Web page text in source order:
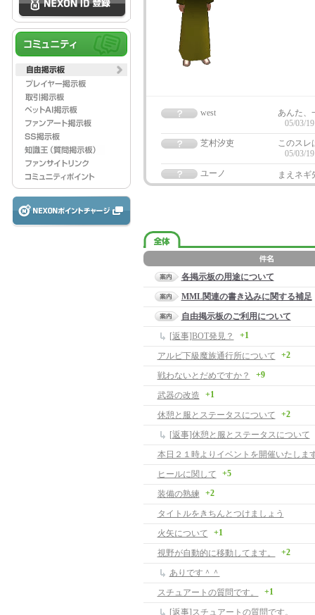
west
あんた、
05/03/
芝村汐吏
このスレ
05/03/
ユーノ
まえネ
各掲示板の用途について
MML関連の書き込みに関する補足
自由掲示板のご利用について
[返事]BOT発見？
+1
アルビ下級魔族通行所について +2
戦わないとだめですか？ +9
武器の改造 +1
休憩と服とステータスについて +2
[返事]休憩と服とステータスについて
本日２１時よりイベントを開催いたしま
ヒールに関して
+5
装備の熟練 +2
タイトルをきちんとつけましょう
火矢について
+1
視野が自動的に移動してます。 +2
ありです＾＾
スチュアートの質問です。
+1
[返事]スチュアートの質問です。